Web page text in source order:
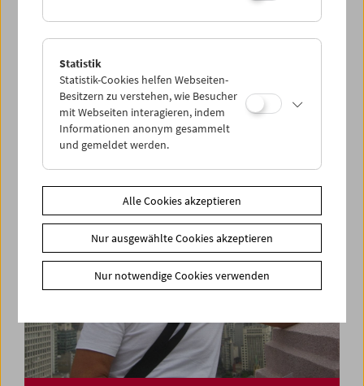
Premiere: Filme von Ludwig Wüst und Pablo
Larraín
Statistik
Statistik-Cookies helfen Webseiten-
Besitzern zu verstehen, wie Besucher
mit Webseiten interagieren, indem
Informationen anonym gesammelt
und gemeldet werden.
Alle Cookies akzeptieren
Nur ausgewählte Cookies akzeptieren
Nur notwendige Cookies verwenden